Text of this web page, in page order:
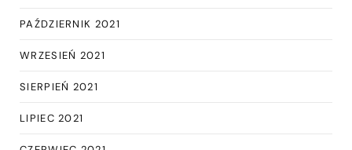
PAŹDZIERNIK 2021
WRZESIEŃ 2021
SIERPIEŃ 2021
LIPIEC 2021